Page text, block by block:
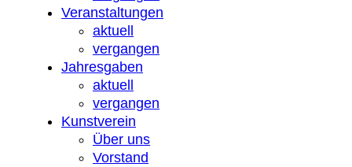
Veranstaltungen
aktuell
vergangen
Jahresgaben
aktuell
vergangen
Kunstverein
Über uns
Vorstand